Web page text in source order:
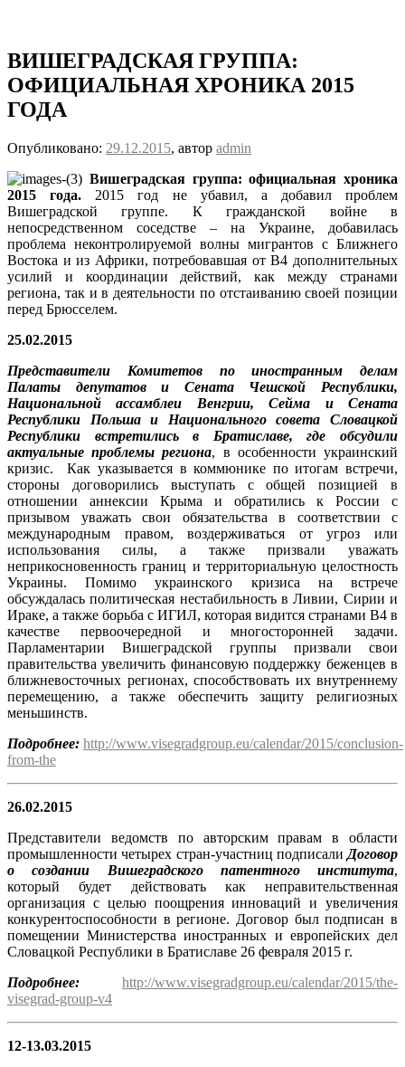
ВИШЕГРАДСКАЯ ГРУППА:
ОФИЦИАЛЬНАЯ ХРОНИКА 2015
ГОДА
Опубликовано: 29.12.2015, автор admin
Вишеградская группа: официальная хроника
2015 года. 2015 год не убавил, а добавил проблем
Вишеградской группе. К гражданской войне в
непосредственном соседстве – на Украине, добавилась
проблема неконтролируемой волны мигрантов с Ближнего
Востока и из Африки, потребовавшая от В4 дополнительных
усилий и координации действий, как между странами
региона, так и в деятельности по отстаиванию своей позиции
перед Брюсселем.
25.02.2015
Представители Комитетов по иностранным делам
Палаты депутатов и Сената Чешской Республики,
Национальной ассамблеи Венгрии, Сейма и Сената
Республики Польша и Национального совета Словацкой
Республики встретились в Братиславе, где обсудили
актуальные проблемы региона, в особенности украинский
кризис. Как указывается в коммюнике по итогам встречи,
стороны договорились выступать с общей позицией в
отношении аннексии Крыма и обратились к России с
призывом уважать свои обязательства в соответствии с
международным правом, воздерживаться от угроз или
использования силы, а также призвали уважать
неприкосновенность границ и территориальную целостность
Украины. Помимо украинского кризиса на встрече
обсуждалась политическая нестабильность в Ливии, Сирии и
Ираке, а также борьба с ИГИЛ, которая видится странами В4 в
качестве первоочередной и многосторонней задачи.
Парламентарии Вишеградской группы призвали свои
правительства увеличить финансовую поддержку беженцев в
ближневосточных регионах, способствовать их внутреннему
перемещению, а также обеспечить защиту религиозных
меньшинств.
Подробнее: http://www.visegradgroup.eu/calendar/2015/conclusion-
from-the
26.02.2015
Представители ведомств по авторским правам в области
промышленности четырех стран-участниц подписали Договор
о создании Вишеградского патентного института,
который будет действовать как неправительственная
организация с целью поощрения инноваций и увеличения
конкурентоспособности в регионе. Договор был подписан в
помещении Министерства иностранных и европейских дел
Словацкой Республики в Братиславе 26 февраля 2015 г.
Подробнее: http://www.visegradgroup.eu/calendar/2015/the-
visegrad-group-v4
12-13.03.2015